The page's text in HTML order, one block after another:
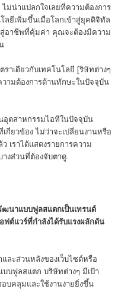
ม่น่าแปลกใจเลยที่ความต้องการ
ยีเพิ่มขึ้นเมื่อโลกเข้าสู่ยุคดิจิทัล
อาชีพที่คุ้มค่า คุณจะต้องมีความ
าเดียวกับเทคโนโลยี [ริษัทต่างๆ
ามต้องการด้านทักษะในปัจจุบัน
อุตสาหกรรมไอทีในปัจจุบัน
กี่ยวข้อง ไม่ว่าจะเปลี่ยนงานหรือ
เราได้แสดงรายการความ
งส่วนที่ต้องจับตาดู
นาแบบฟูลสแตกเป็นเทรนด์
ต์แวร์ที่กำลังได้รับแรงผลักดัน
ละส่วนหลังของเว็บไซต์หรือ
บฟูลสแตก บริษัทต่างๆ มีเป้า
คลุมและใช้งานง่ายยิ่งขึ้น